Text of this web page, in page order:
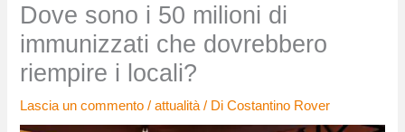
Dove sono i 50 milioni di
immunizzati che dovrebbero
riempire i locali?
Lascia un commento /attualità/ DiCostantino Rover